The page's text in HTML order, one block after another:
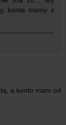
konta mamy z
a konto mam od